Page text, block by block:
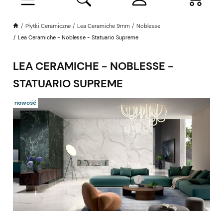
Płytki Ceramiczne Lea Ceramiche 9mm
Noblesse
Lea Ceramiche - Noblesse - Statuario Supreme
LEA CERAMICHE - NOBLESSE -
STATUARIO SUPREME
nowość